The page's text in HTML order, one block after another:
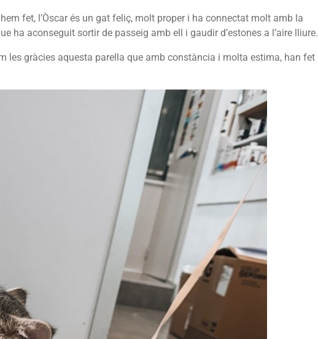
fet, l’Òscar és un gat feliç, molt proper i ha connectat molt amb la
ha aconseguit sortir de passeig amb ell i gaudir d’estones a l’aire lliure.
les gràcies aquesta parella que amb constància i molta estima, han fet